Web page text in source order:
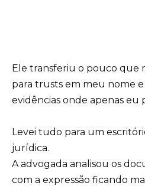
Ele transferiu o pouco que
para trusts em meu nome
evidências onde apenas eu
Levei tudo para um
jurídica.
A advogada analisou os
com a expressão ficando